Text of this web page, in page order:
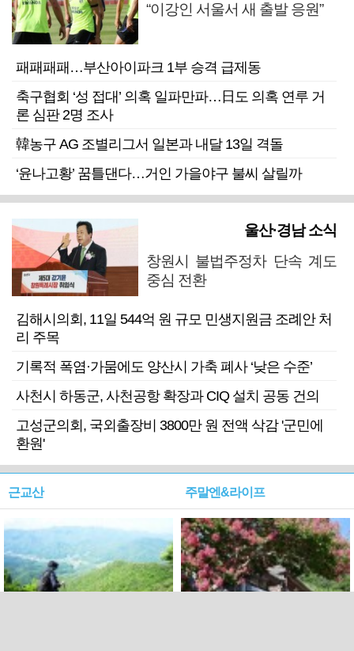
“이강인 서울서 새 출발 응원”
패패패패…부산아이파크 1부 승격 급제동
축구협회 ‘성 접대’ 의혹 일파만파…日도 의혹 연루 거
론 심판 2명 조사
韓농구 AG 조별리그서 일본과 내달 13일 격돌
‘윤나고황’ 꿈틀댄다…거인 가을야구 불씨 살릴까
울산·경남 소식
창원시 불법주정차 단속 계도
중심 전환
김해시의회, 11일 544억 원 규모 민생지원금 조례안 처
리 주목
기록적 폭염·가뭄에도 양산시 가축 폐사 ‘낮은 수준’
사천시 하동군, 사천공항 확장과 CIQ 설치 공동 건의
고성군의회, 국외출장비 3800만 원 전액 삭감 '군민에
환원'
근교산 주말엔&라이프